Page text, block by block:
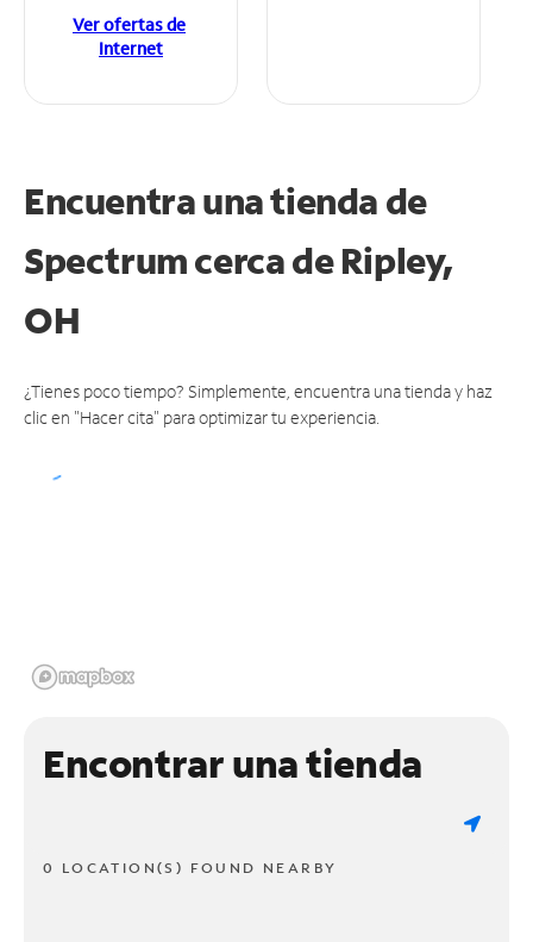
Ver ofertas de
Internet
Encuentra una tienda de
Spectrumcerca de Ripley,
OH
¿Tienes poco tiempo? Simplemente, encuentra una tienda y haz
clic en "Hacer cita" para optimizar tu experiencia.
Encontrar una tienda
0 LOCATION(S) FOUND NEARBY